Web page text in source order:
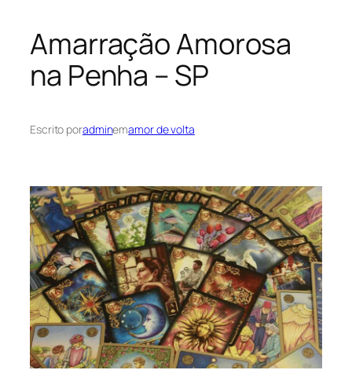
Amarração Amorosa
na Penha – SP
Escrito poradminemamor de volta